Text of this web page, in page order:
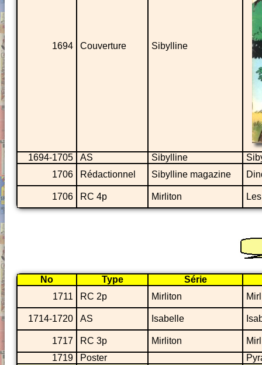
1694 Couverture Sibylline
1694-1705 AS Sibylline
1706
Rédactionnel Sibylline magazine
1706 RC 4p Mirliton
No Type
Série
1711
RC 2p Mirliton
1714-1720 AS Isabelle
1717 RC 3p Mirliton
1719
Poster